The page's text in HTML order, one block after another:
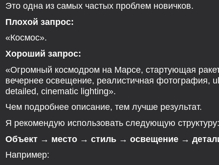
Это одна из самых частых проблем новичков.
Плохой запрос:
«Космос».
Хороший запрос:
«Огромный космодром на Марсе, стартующая
вечернее освещение, реалистичная фотография,
detailed, cinematic lighting».
Чем подробнее описание, тем лучше результат.
Я рекомендую использовать следующую структуру:
Объект → место → стиль → освещение →
Например: